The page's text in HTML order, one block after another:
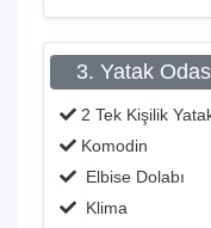
3. Yatak
2 Tek Kişilik
Komodin
Elbise Dolabı
Klima